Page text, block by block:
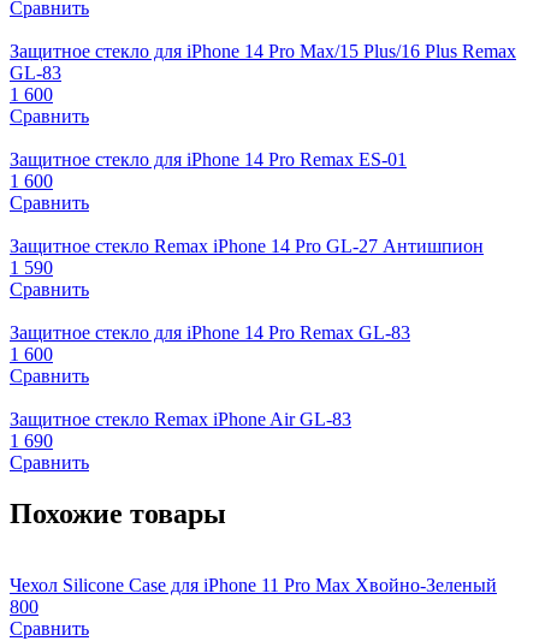
Сравнить
Защитное стекло для iPhone 14 Pro Max/15 Plus/16 Plus Remax
GL-83
1 600
Сравнить
Защитное стекло для iPhone 14 Pro Remax ES-01
1 600
Сравнить
Защитное стекло Remax iPhone 14 Pro GL-27 Антишпион
1 590
Сравнить
Защитное стекло для iPhone 14 Pro Remax GL-83
1 600
Сравнить
Защитное стекло Remax iPhone Air GL-83
1 690
Сравнить
Похожие товары
Чехол Silicone Case для iPhone 11 Pro Max Хвойно-Зеленый
800
Сравнить